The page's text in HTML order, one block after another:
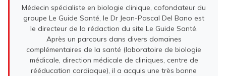
Médecin spécialiste en biologie clinique, cofondateur du
groupe Le Guide Santé, le Dr Jean-Pascal Del Bano est
le directeur de la rédaction du site Le Guide Santé.
Après un parcours dans divers domaines
complémentaires de la santé (laboratoire de biologie
médicale, direction médicale de cliniques, centre de
rééducation cardiaque), il a acquis une très bonne